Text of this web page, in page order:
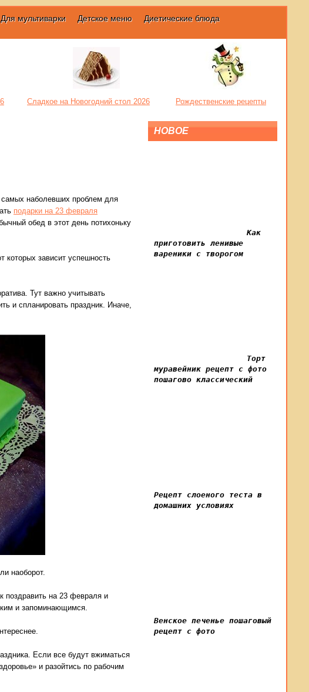
Для мультиварки Детское меню
Диетические блюда
Сладкое на Новогодний стол 2026 Рождественские рецепты
наболевших проблем для
подарки на 23 февраля
обед в этот день потихоньку
которых зависит успешность
Тут важно учитывать
и спланировать праздник. Иначе,
наоборот.
поздравить на 23 февраля и
и запоминающимся.
Если все будут вжиматься
и разойтись по рабочим
НОВОЕ
Как
приготовить ленивые
вареники с творогом
Торт
муравейник рецепт с фото
пошагово классический
Рецепт слоеного теста в
домашних условиях
Венское печенье пошаговый
рецепт с фото